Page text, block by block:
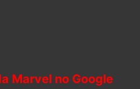
Marvel no Google